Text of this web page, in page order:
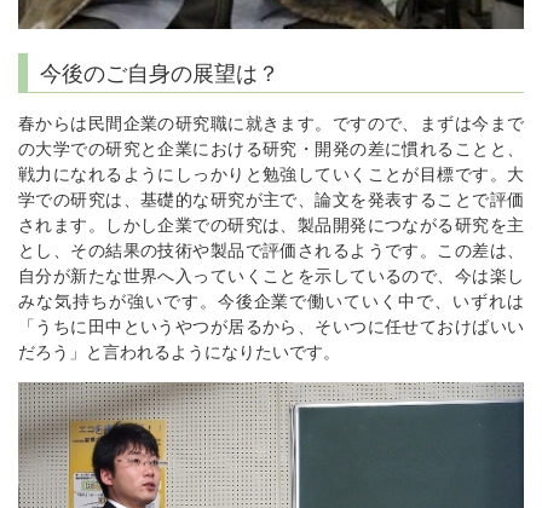
今後のご自身の展望は？
春からは民間企業の研究職に就きます。ですので、まずは今まで
の大学での研究と企業における研究・開発の差に慣れることと、
戦力になれるようにしっかりと勉強していくことが目標です。大
学での研究は、基礎的な研究が主で、論文を発表することで評価
されます。しかし企業での研究は、製品開発につながる研究を主
とし、その結果の技術や製品で評価されるようです。この差は、
自分が新たな世界へ入っていくことを示しているので、今は楽し
みな気持ちが強いです。今後企業で働いていく中で、いずれは
「うちに田中というやつが居るから、そいつに任せておけばいい
だろう」と言われるようになりたいです。